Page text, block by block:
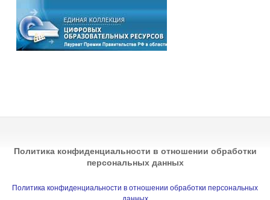
Политика конфиденциальности в отношении обработки
персональных данных
Политика конфиденциальности в отношении обработки персональных